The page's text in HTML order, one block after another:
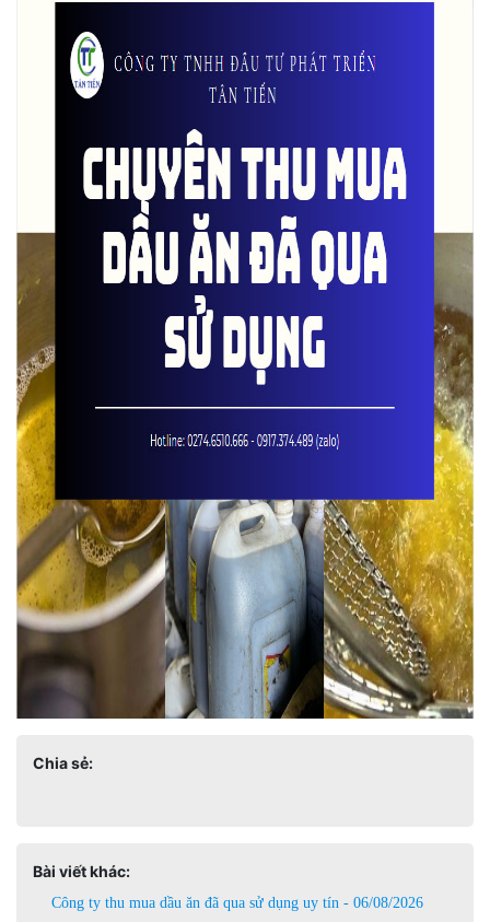
Chia sẻ:
Bài viết khác:
Công ty thu mua dầu ăn đã qua sử dụng uy tín - 06/08/2026